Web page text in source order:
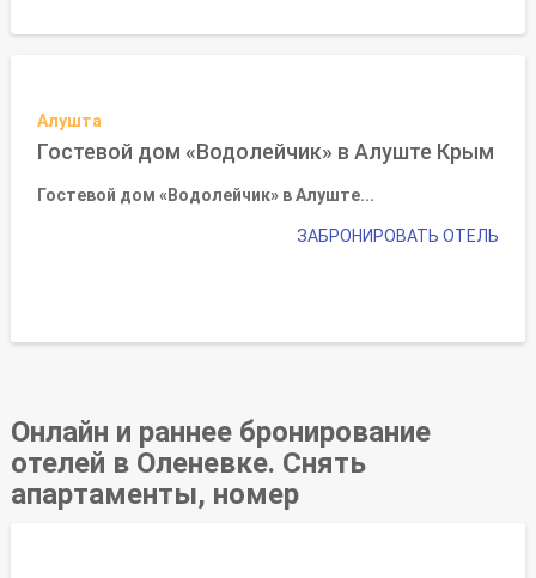
Алушта
Гостевой дом «Водолейчик» в Алуште Крым
Гостевой дом «Водолейчик» в Алуште...
ЗАБРОНИРОВАТЬ ОТЕЛЬ
Онлайн и раннее бронирование
отелей в Оленевке. Снять
апартаменты, номер